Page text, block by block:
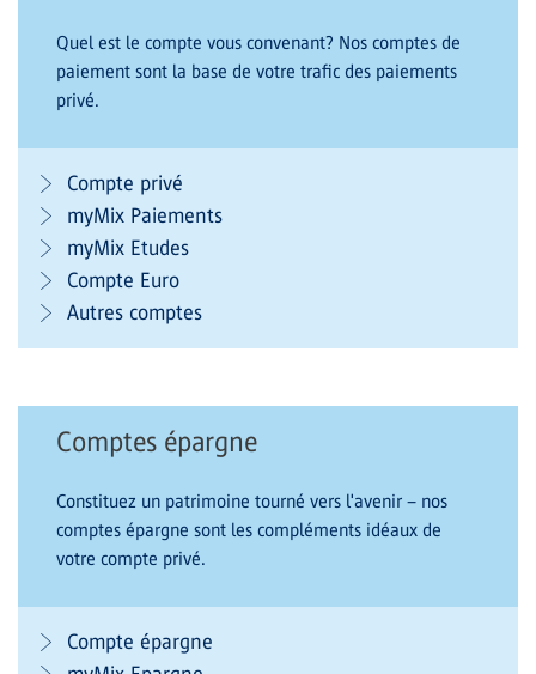
Quel est le compte vous convenant? Nos comptes de
paiement sont la base de votre trafic des paiements
privé.
Compte privé
myMix Paiements
myMix Etudes
Compte Euro
Autres comptes
Comptes épargne
Constituez un patrimoine tourné vers l'avenir – nos
comptes épargne sont les compléments idéaux de
votre compte privé.
Compte épargne